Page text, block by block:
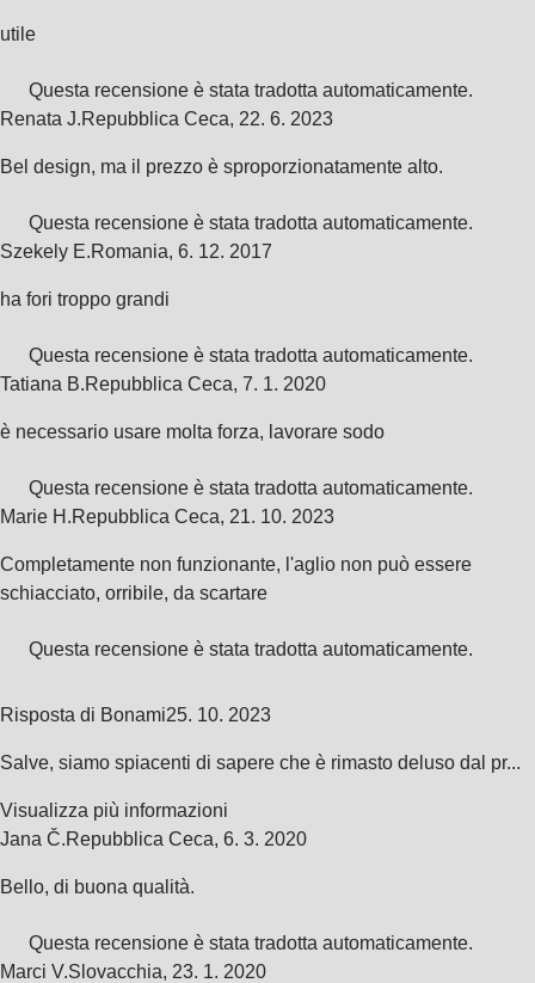
utile
Questa recensione è stata tradotta automaticamente.
Renata J.Repubblica Ceca, 22. 6. 2023
Bel design, ma il prezzo è sproporzionatamente alto.
Questa recensione è stata tradotta automaticamente.
Szekely E.Romania, 6. 12. 2017
ha fori troppo grandi
Questa recensione è stata tradotta automaticamente.
Tatiana B.Repubblica Ceca, 7. 1. 2020
è necessario usare molta forza, lavorare sodo
Questa recensione è stata tradotta automaticamente.
Marie H.Repubblica Ceca, 21. 10. 2023
Completamente non funzionante, l'aglio non può essere
schiacciato, orribile, da scartare
Questa recensione è stata tradotta automaticamente.
Risposta di Bonami25. 10. 2023
Salve, siamo spiacenti di sapere che è rimasto deluso dal pr...
Visualizza più informazioni
Jana Č.Repubblica Ceca, 6. 3. 2020
Bello, di buona qualità.
Questa recensione è stata tradotta automaticamente.
Marci V.Slovacchia, 23. 1. 2020